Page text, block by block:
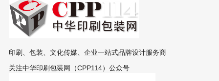
印刷、包装、文化传媒、企业一站式品牌设计服务商
关注中华印刷包装网（CPP114）公众号